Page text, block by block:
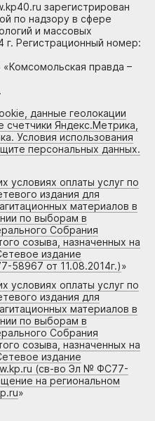
зарегистрирован
по надзору в сфере
и массовых
г. Регистрационный номер:
правда –
данные геолокации
счетчики Яндекс.Метрика,
Условия использования
персональных данных.
условиях оплаты услуг по
издания для
материалов в
по выборам в
Собрания
созыва, назначенных на
издание
58967 от 11.08.2014г.)»
условиях оплаты услуг по
издания для
материалов в
по выборам в
Собрания
созыва, назначенных на
издание
(св-во Эл № ФС77-
на региональном
»